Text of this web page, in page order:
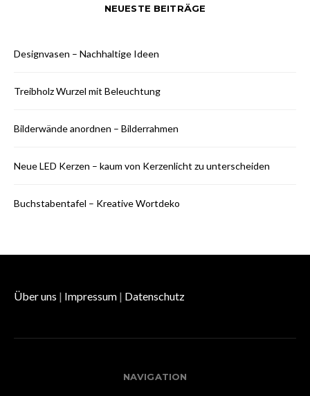
NEUESTE BEITRÄGE
Designvasen – Nachhaltige Ideen
Treibholz Wurzel mit Beleuchtung
Bilderwände anordnen – Bilderrahmen
Neue LED Kerzen – kaum von Kerzenlicht zu unterscheiden
Buchstabentafel – Kreative Wortdeko
Über uns | Impressum | Datenschutz
NAVIGATION